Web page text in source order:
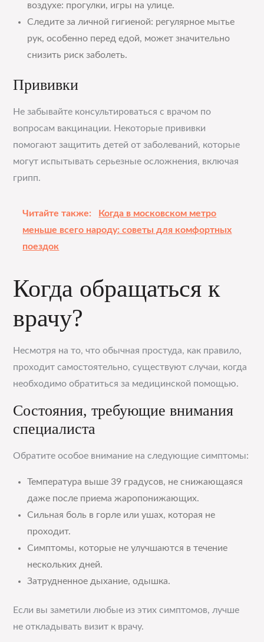
воздухе: прогулки, игры на улице.
Следите за личной гигиеной: регулярное мытье
рук, особенно перед едой, может значительно
снизить риск заболеть.
Прививки
Не забывайте консультироваться с врачом по
вопросам вакцинации. Некоторые прививки
помогают защитить детей от заболеваний, которые
могут испытывать серьезные осложнения, включая
грипп.
Читайте также:
Когда в московском метро
меньше всего народу: советы для комфортных
поездок
Когда обращаться к
врачу?
Несмотря на то, что обычная простуда, как правило,
проходит самостоятельно, существуют случаи, когда
необходимо обратиться за медицинской помощью.
Состояния, требующие внимания
специалиста
Обратите особое внимание на следующие симптомы:
Температура выше 39 градусов, не снижающаяся
даже после приема жаропонижающих.
Сильная боль в горле или ушах, которая не
проходит.
Симптомы, которые не улучшаются в течение
нескольких дней.
Затрудненное дыхание, одышка.
Если вы заметили любые из этих симптомов, лучше
не откладывать визит к врачу.